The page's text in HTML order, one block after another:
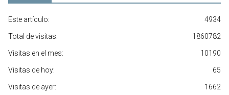
4934
Este artículo:
1860782
Total de visitas:
10190
Visitas en el mes:
65
Visitas de hoy:
1662
Visitas de ayer: